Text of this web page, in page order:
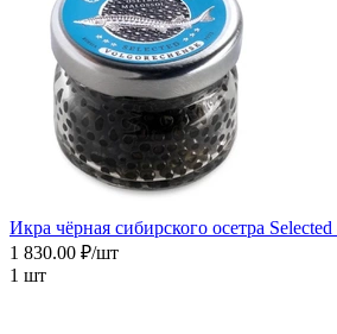
Икра чёрная сибирского осетра Selected
1 830.00 ₽/шт
1 шт